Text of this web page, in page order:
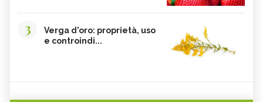
3
Verga d'oro: proprietà, uso
e controindi...